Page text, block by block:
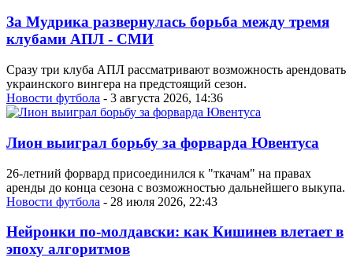
За Мудрика развернулась борьба между тремя
клубами АПЛ - СМИ
Сразу три клуба АПЛ рассматривают возможность арендовать
украинского вингера на предстоящий сезон.
Новости футбола - 3 августа 2026, 14:36
Лион выиграл борьбу за форварда Ювентуса
26-летний форвард присоединился к "ткачам" на правах
аренды до конца сезона с возможностью дальнейшего выкупа.
Новости футбола - 28 июля 2026, 22:43
Нейронки по-молдавски: как Кишинев влетает в
эпоху алгоритмов